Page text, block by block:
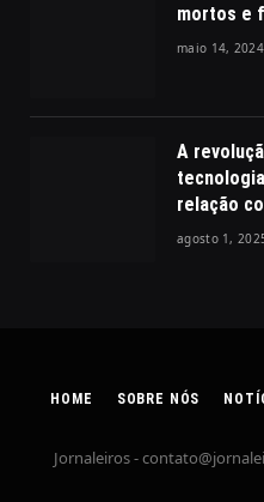
mortos e
maio 14, 2024
A
relação
agosto 1,
HOME SOBRE NÓS
Jornaleiros -